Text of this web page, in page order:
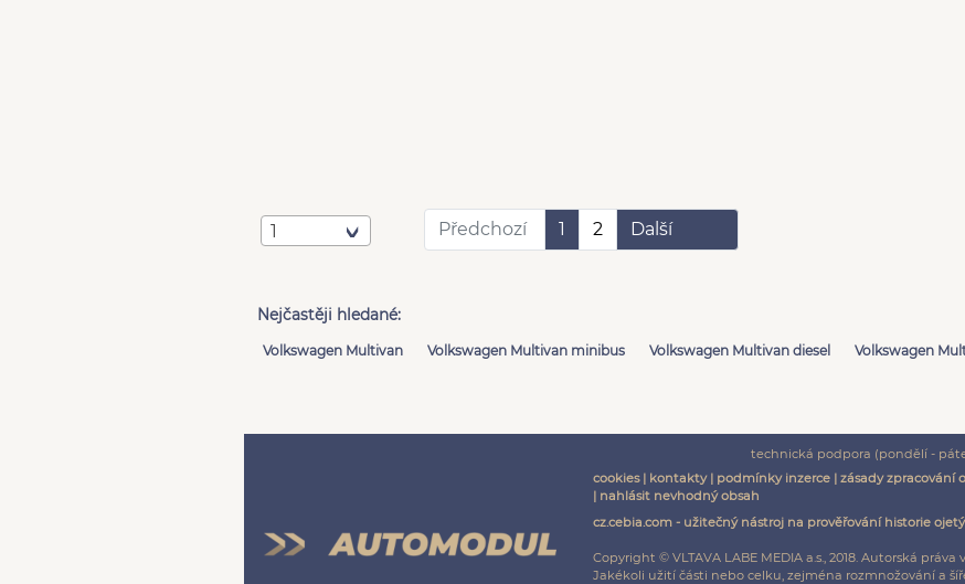
1 Předchozí 1 2 Další
Nejčastěji hledané:
Volkswagen Multivan Volkswagen Multivan minibus Volkswagen Multivan diesel Volkswagen
technická podpora (pondělí -
cookies| kontakty| podmínky inzerce| zásady zpracování
| nahlásit nevhodný obsah
cz.cebia.com - užitečný nástroj na prověřování historie
Copyright © VLTAVA LABE MEDIA a.s., 2018. Autorská
Jakékoli užití části nebo celku, zejména rozmnožování a